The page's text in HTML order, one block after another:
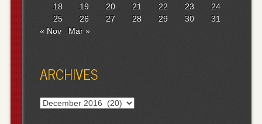
18
19 20 21 22 23
24
25
26 27 28 29 30
31
« Nov
Mar »
ARCHIVES
Archives